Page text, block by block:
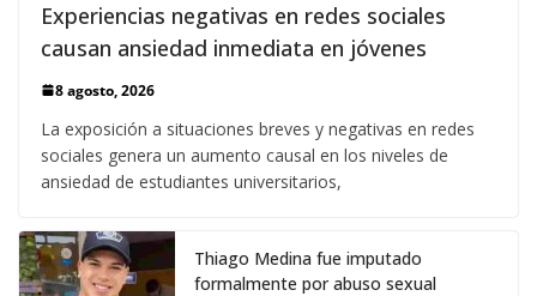
Experiencias negativas en redes sociales
causan ansiedad inmediata en jóvenes
8 agosto, 2026
La exposición a situaciones breves y negativas en redes
sociales genera un aumento causal en los niveles de
ansiedad de estudiantes universitarios,
Thiago Medina fue imputado
formalmente por abuso sexual